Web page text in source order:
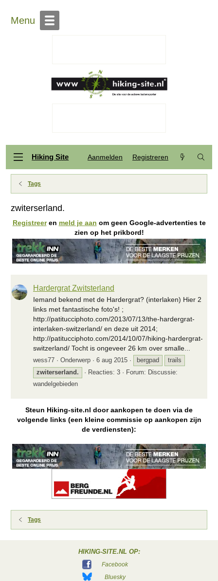
Menu
Hiking Site Aanmelden Registreren
Tags
zwiterserland.
Registreeren meld je aan om geen Google-advertenties te
zien op het prikbord!
Hardergrat Zwitsterland
Iemand bekend met de Hardergrat? (interlaken) Hier 2
links met fantastische foto's! ;
http://patitucciphoto.com/2013/07/13/the-hardergrat-
interlaken-switzerland/ en deze uit 2014;
http://patitucciphoto.com/2014/10/07/hiking-hardergrat-
switzerland/ Tocht is ongeveer 26 km over smalle...
wess77 Onderwerp 6 aug 2015 bergpad
trails
zwiterserland.
Reacties: 3 Forum: Discussie:
wandelgebieden
Steun Hiking-site.nl door aankopen te doen via de
volgende links (een kleine commissie op aankopen zijn
de verdiensten):
Tags
HIKING-SITE.NL OP:
Facebook
Bluesky